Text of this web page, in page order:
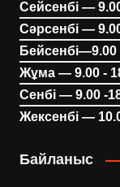
Сейсенбі —
Сәрсенбі —
Бейсенбі—9.00
Жұма — 9.00 -
Сенбі — 9.00 -
Жексенбі —
Байланыс